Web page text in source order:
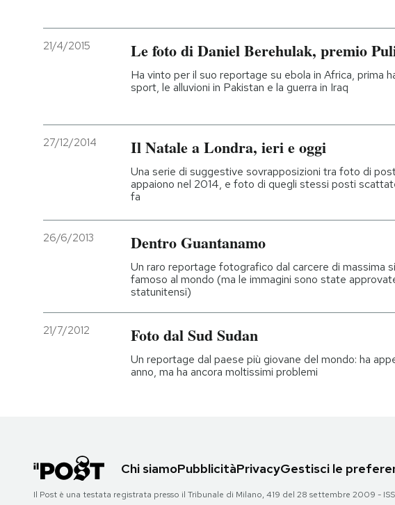
21/4/2015 Le foto di Daniel Berehulak, premio
Ha vinto per il suo reportage su ebola in Africa, prima
sport, le alluvioni in Pakistan e la guerra in Iraq
27/12/2014 Il Natale a Londra, ieri e oggi
Una serie di suggestive sovrapposizioni tra foto di
appaiono nel 2014, e foto di quegli stessi posti
fa
26/6/2013 Dentro Guantanamo
Un raro reportage fotografico dal carcere di massima
famoso al mondo (ma le immagini sono state
statunitensi)
21/7/2012 Foto dal Sud Sudan
Un reportage dal paese più giovane del mondo: ha
anno, ma ha ancora moltissimi problemi
Chi siamoPubblicitàPrivacyGestisci le
Il Post è una testata registrata presso il Tribunale di Milano, 419 del 28 settembre 2009 -